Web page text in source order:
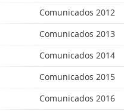
Comunicados 2012
Comunicados 2013
Comunicados 2014
Comunicados 2015
Comunicados 2016